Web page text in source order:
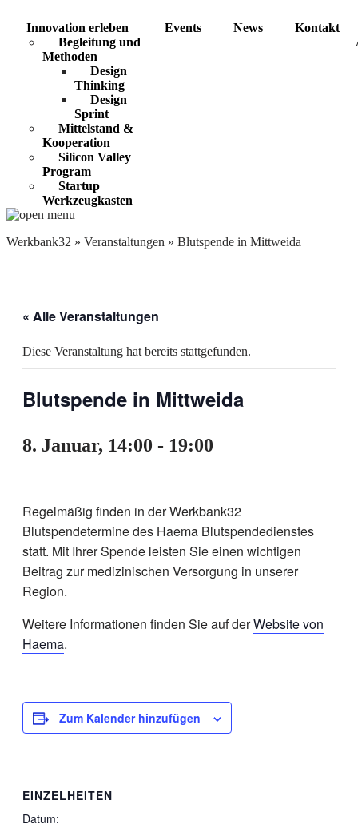
Innovation erleben
Begleitung und
Methoden
Design
Thinking
Design
Sprint
Mittelstand &
Kooperation
Silicon Valley
Program
Startup
Werkzeugkasten
Events News
Kontakt
Werkbank32 » Veranstaltungen » Blutspende in Mittweida
« Alle Veranstaltungen
Diese Veranstaltung hat bereits stattgefunden.
Blutspende in Mittweida
8. Januar, 14:00 - 19:00
Regelmäßig finden in der Werkbank32
Blutspendetermine des Haema Blutspendedienstes
statt. Mit Ihrer Spende leisten Sie einen wichtigen
Beitrag zur medizinischen Versorgung in unserer
Region.
Weitere Informationen finden Sie auf derWebsite von
Haema.
Zum Kalender hinzufügen
EINZELHEITEN
Datum: